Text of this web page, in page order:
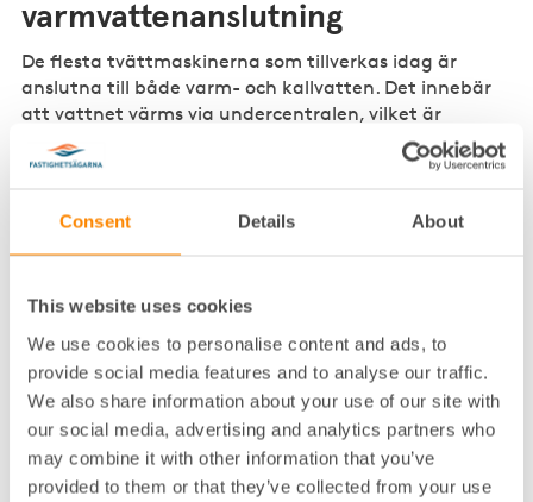
Consent Details About
This website uses cookies
We use cookies to personalise content and ads, to
provide social media features and to analyse our traffic.
We also share information about your use of our site with
our social media, advertising and analytics partners who
may combine it with other information that you’ve
provided to them or that they’ve collected from your use
varmvattenanslutning
De flesta tvättmaskinerna som tillverkas idag är
anslutna till både varm- och kallvatten. Det innebär
att vattnet värms via undercentralen, vilket är
mycket energieffektivare och billigare än att
maskinen ska värma vattnet själv varje gång med el.
Gamla tvättmaskiner saknar ofta anslutning till
alltså välja maskiner med anslutning till både varm-
Torka med värmepumpsteknik
Nyckeln till att energieffektivisera torkutrustningen
är att välja maskiner med värmepumpsteknik istället
för frånluftsteknik. Torktumlare och torkskåp med